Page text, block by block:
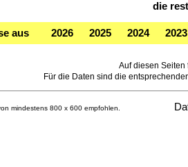
die
aus 2026 2025 2024 2023
Auf diesen Seiten
Für die Daten sind die
mindestens 800 x 600 empfohlen.